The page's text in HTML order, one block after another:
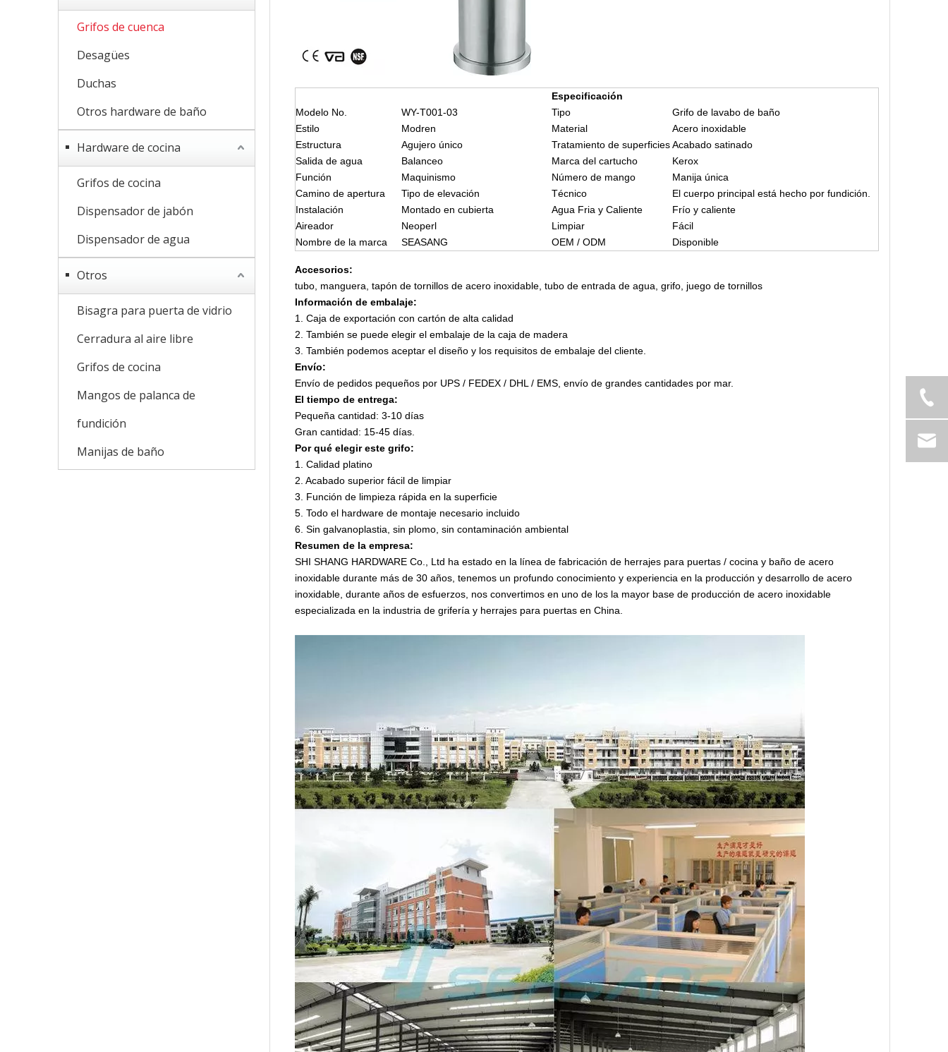
Grifos de cuenca
Desagües
Duchas
Otros hardware de baño
Hardware de cocina
Grifos de cocina
Dispensador de jabón
Dispensador de agua
Otros
Bisagra para puerta de vidrio
Cerradura al aire libre
Grifos de cocina
Mangos de palanca de
fundición
Manijas de baño
Especificación
Modelo No.
WY-T001-03 Tipo
Grifo de lavabo de baño
Estilo
Modren Material
Acero inoxidable
Estructura
Agujero único Tratamiento de superficiesAcabado satinado
Salida de agua
Balanceo Marca del cartucho
Kerox
Función
Maquinismo Número de mango
Manija única
Camino de apertura
Tipo de elevación Técnico
El cuerpo principal está hecho por fundición.
Instalación
Montado en cubierta Agua Fria y Caliente
Frío y caliente
Aireador
Neoperl Limpiar
Fácil
Nombre de la marca
SEASANG OEM / ODM Disponible
Accesorios:
tubo, manguera, tapón de tornillos de acero inoxidable, tubo de entrada de agua, grifo, juego de tornillos
Información de embalaje:
1. Caja de exportación con cartón de alta calidad
2. También se puede elegir el embalaje de la caja de madera
3. También podemos aceptar el diseño y los requisitos de embalaje del cliente.
Envío:
Envío de pedidos pequeños por UPS / FEDEX / DHL / EMS, envío de grandes cantidades por mar.
El tiempo de entrega:
Pequeña cantidad: 3-10 días
Gran cantidad: 15-45 días.
Por qué elegir este grifo:
1. Calidad platino
2. Acabado superior fácil de limpiar
3. Función de limpieza rápida en la superficie
5. Todo el hardware de montaje necesario incluido
6. Sin galvanoplastia, sin plomo, sin contaminación ambiental
Resumen de la empresa:
SHI SHANG HARDWARE Co., Ltd ha estado en la línea de fabricación de herrajes para puertas / cocina y baño de acero
inoxidable durante más de 30 años, tenemos un profundo conocimiento y experiencia en la producción y desarrollo de acero
inoxidable, durante años de esfuerzos, nos convertimos en uno de los la mayor base de producción de acero inoxidable
especializada en la industria de grifería y herrajes para puertas en China.